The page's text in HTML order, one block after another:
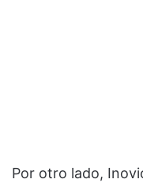
Por otro lado,